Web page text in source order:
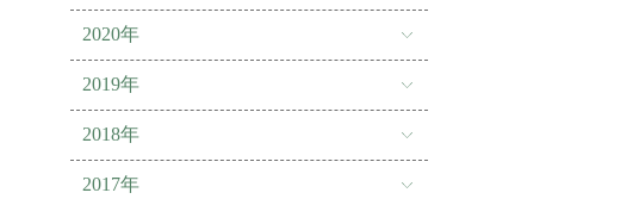
2020年
2019年
2018年
2017年